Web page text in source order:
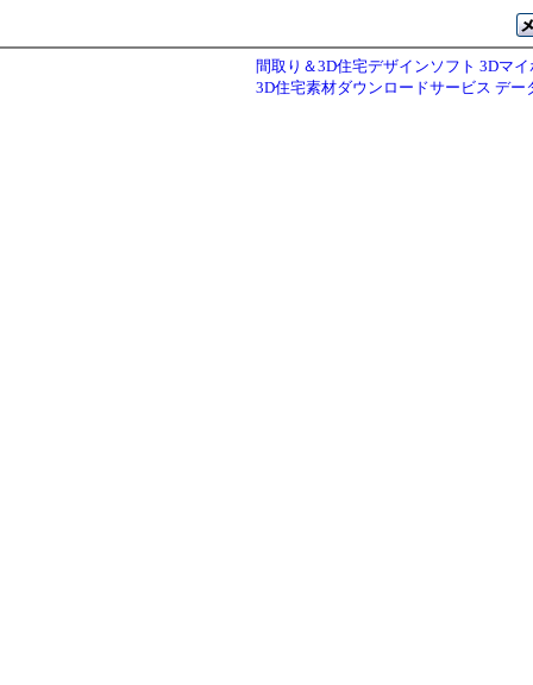
間取り＆3D住宅デザインソフト 3Dマ
3D住宅素材ダウンロードサービス デー